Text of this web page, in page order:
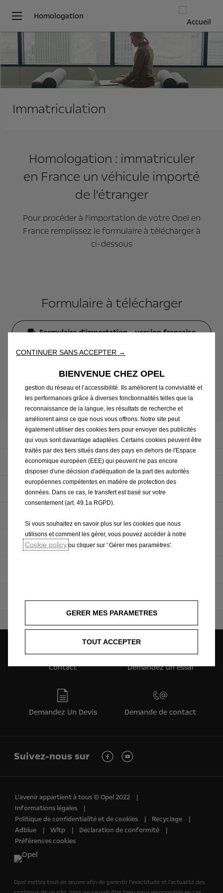
Homologation
Immatriculation
Homologation : immatriculer
en France un véhicule importé
de l'étranger
Pour procéder à l'importation de votre Opel en
France remplissez le formulaire à télécharger à
ci-dessous
Formulaire à télécharger
Formulaire d'importation - version française
Après-vente & accessoires
Offres de services
Contrôles & inspections
Réparations
Manuels d'utilisation
Contact Demandez un essai
Demandez Un Devis Demande de contact
Suivez-nous sur
L'avenir appartient à tous © Opel 2022
Informations légales
Politique de confidentialité et de cookies
Recyclage
Adblue
Wltp
Déclaration de conformité
Préférences cookies
Opel mettra tout en œuvre afin de garantir l'exactitude et l'actualité des
CONTINUER SANS ACCEPTER →
BIENVENUE CHEZ OPEL
Nous utilisons des cookies afin de vous offrir la meilleure
fournir des fonctionnalités essentielles telles que la sécurité, la
gestion du réseau et l’accessibilité. Ils améliorent la convivialité et
les performances grâce à diverses fonctionnalités telles que la
reconnaissance de la langue, les résultats de recherche et
améliorent ainsi ce que nous vous offrons. Notre site peut
également utiliser des cookies tiers pour envoyer des publicités
qui vous sont davantage adaptées. Certains cookies peuvent être
traités par des tiers situés dans des pays en dehors de l'Espace
économique européen (EEE) qui peuvent ne pas encore
disposer d'une décision d'adéquation de la part des autorités
européennes compétentes en matière de protection des
données. Dans ce cas, le transfert est basé sur votre
consentement (art. 49.1a RGPD).
Si vous souhaitez en savoir plus sur les cookies que nous
utilisons et comment les gérer, vous pouvez accéder à notre
Cookie policy ou cliquer sur ' Gérer mes paramètres'.
GERER MES PARAMETRES
TOUT ACCEPTER